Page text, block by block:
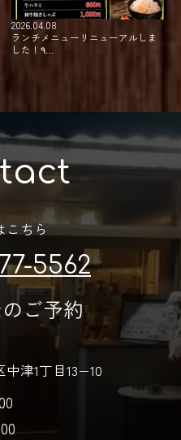
2026.04.08
ランチメニューリニューアルしま
こちら
5562
ご予約
津1丁目13−10